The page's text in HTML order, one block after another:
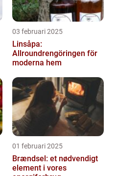
03 februari 2025
Linsåpa:
Allroundrengöringen för
moderna hem
01 februari 2025
Brændsel: et nødvendigt
element i vores